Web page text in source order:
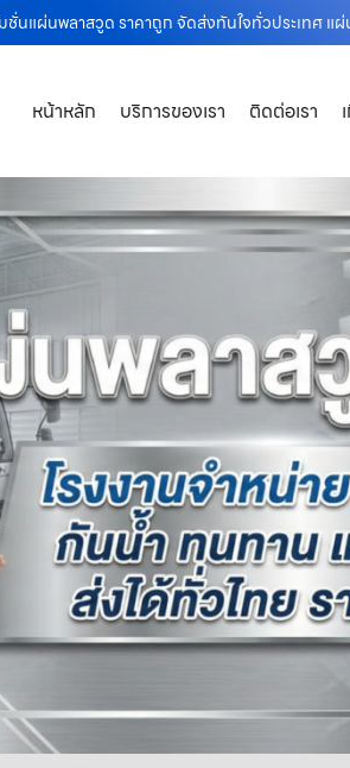
ชั่นแผ่นพลาสวูด ราคาถูก จัดส่งทันใจทั่วประเทศ แ
หน้าหลัก บริการของเรา ติดต่อเรา